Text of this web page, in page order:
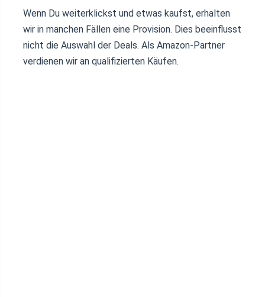
Wenn Du weiterklickst und etwas kaufst, erhalten
wir in manchen Fällen eine Provision. Dies beeinflusst
nicht die Auswahl der Deals. Als Amazon-Partner
verdienen wir an qualifizierten Käufen.